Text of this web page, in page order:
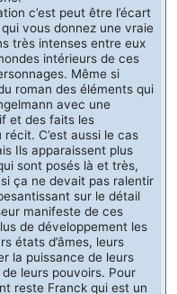
c’est peut être l’écart
vous donnez une vraie
très intenses entre eux
intérieurs de ces
Même si
roman des éléments qui
avec une
et des faits les
C’est aussi le cas
Ils apparaissent plus
sont posés là et très,
ça ne devait pas ralentir
sur le détail
manifeste de ces
de développement les
états d’âmes, leurs
la puissance de leurs
leurs pouvoirs. Pour
reste Franck qui est un